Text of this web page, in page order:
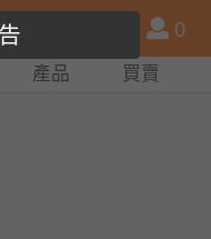
尋
產
品
比
會
員
0
產品 買賣